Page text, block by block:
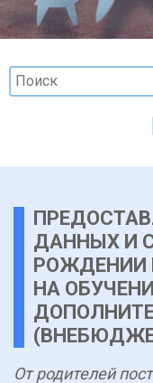
ДАННЫХ И
РОЖДЕНИИ
НА
От родителей